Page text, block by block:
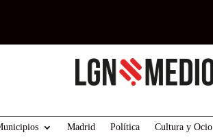
Madrid Política Cultura y Ocio